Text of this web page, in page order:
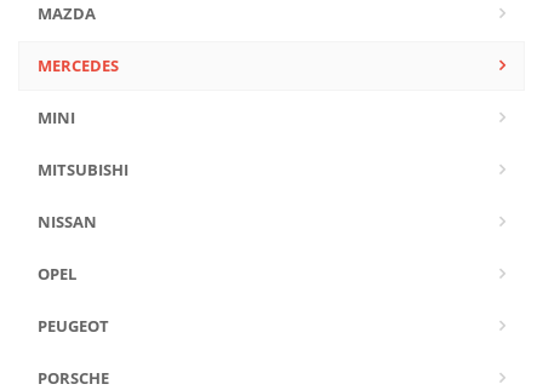
MAZDA
MERCEDES
MINI
MITSUBISHI
NISSAN
OPEL
PEUGEOT
PORSCHE